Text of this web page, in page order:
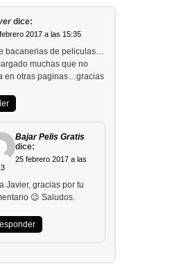
dice:
2017 a las 15:35
bacanerias de peliculas…
muchas que no
en otras paginas…gracias
Bajar Pelis Gratis
dice:
25 febrero 2017 a las
Javier, gracias por tu
😉 Saludos.